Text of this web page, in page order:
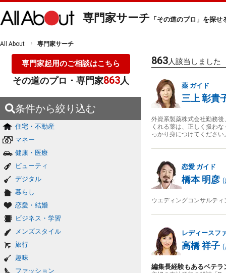
専門家サーチ 「その道のプロ」を探せ
All About 専門家サーチ
専門家起用のご相談はこちら
その道のプロ・専門家863人
条件から絞り込む
住宅・不動産
マネー
健康・医療
ビューティ
デジタル
暮らし
恋愛・結婚
ビジネス・学習
メンズスタイル
旅行
趣味
ファッション
863人該当しました
薬 ガイド
三上 彰貴
外資系製薬株式会社勤務
くれる薬は、正しく扱わ
っかり身につけてください
恋愛 ガイド
橋本 明彦 (
ウエディングコンサルテ
レディースフ
高橋 祥子 (
編集長経験もあるベテ